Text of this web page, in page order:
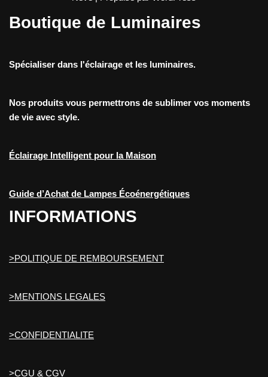
Boutique de Luminaires
Spécialiser dans l'éclairage et les luminaires.
Nos produits vous permettrons de sublimer vos moments
de vie avec style.
Éclairage Intelligent pour la Maison
Guide d’Achat de Lampes Écoénergétiques
INFORMATIONS
>POLITIQUE DE REMBOURSEMENT
>MENTIONS LEGALES
>CONFIDENTIALITE
>CGU & CGV